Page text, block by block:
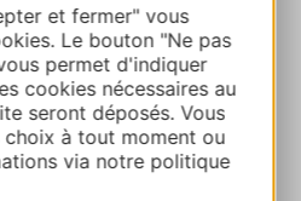
et fermer" vous
Le bouton "Ne pas
permet d'indiquer
cookies nécessaires au
seront déposés. Vous
à tout moment ou
via notre politique